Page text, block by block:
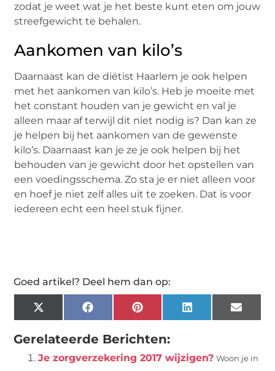
zodat je weet wat je het beste kunt eten om jouw
streefgewicht te behalen.
Aankomen van kilo’s
Daarnaast kan de diëtist Haarlem je ook helpen
met het aankomen van kilo’s. Heb je moeite met
het constant houden van je gewicht en val je
alleen maar af terwijl dit niet nodig is? Dan kan ze
je helpen bij het aankomen van de gewenste
kilo’s. Daarnaast kan je ze je ook helpen bij het
behouden van je gewicht door het opstellen van
een voedingsschema. Zo sta je er niet alleen voor
en hoef je niet zelf alles uit te zoeken. Dat is voor
iedereen echt een heel stuk fijner.
Goed artikel? Deel hem dan op:
X
(Twitter)
FacebookPinterestLinkedIn Email
Gerelateerde Berichten:
Je zorgverzekering 2017 wijzigen? Woon je in